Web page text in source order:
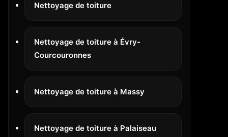
Nettoyage de toiture
Nettoyage de toiture à Évry-
Courcouronnes
Nettoyage de toiture à Massy
Nettoyage de toiture à Palaiseau